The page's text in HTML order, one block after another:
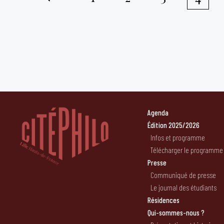
Agenda
Édition 2025/2026
Infos et programme
Télécharger le programme
Presse
Communiqué de presse
Le journal des étudiants
Résidences
Qui-sommes-nous ?